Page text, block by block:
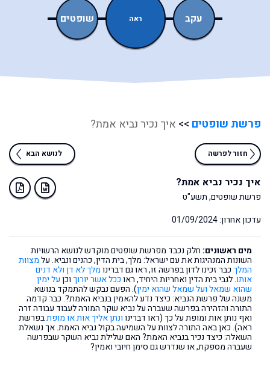
שופטים ראה עקב
פרשת שופטים >> איך נכיר נביא אמת?
חזור לפרשה לנושא הבא
איך נכיר נביא אמת?
פרשת שופטים, תשע"ט
עדכון אחרון: 01/09/2024
מים ראשונים: חלק נכבד מפרשת שופטים מוקדש לנושא הרשויות
השונות המנהיגות את עם ישראל: מלך, בית הדין, כהנים ונביא. עלמצוות
המלךכבר זכינו לדון בפרשה זו, ראו גם דברינומלך לא דן ולא דנים
אותו. לגבי בית הדין ואחריות היחיד, ראוככל אשר יורוךוכןעל ימין
שהוא שמאל ועל שמאל שהוא ימין). הפעם נבקש להתמקד בנושא
משנה של פרשת הנביא: כיצד נדע להאמין בנביא האמת?. כבר קדמה
התורה והזהירה בפרשה שעברה על נביא שקר המורה לעבוד עבודה זרה
ואף נותן אות ומופת על כך (ראו דברינוונתן אליך אות או מופתבפרשת
ראה). כאן באה התורה לצוות על השמיעה בקול נביא האמת. אך נשאלת
השאלה: כיצד נכיר בנביא האמת? האם שלילת נביא השקר שבפרשה
שעברה מספקת, או שנדרש גם סימן חיובי ואמין?